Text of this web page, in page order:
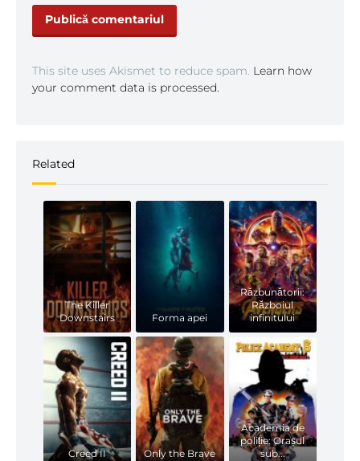
This site uses Akismet to reduce spam. Learn how
your comment data is processed.
Related
The Killer
Downstairs
Forma apei
Răzbunătorii:
Războiul
infinitului
Creed II Only the Brave
Academia de
poliție: Orașul
sub...